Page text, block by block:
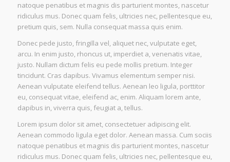
natoque penatibus et magnis dis parturient montes, nascetur
ridiculus mus. Donec quam felis, ultricies nec, pellentesque eu,
pretium quis, sem. Nulla consequat massa quis enim.
Donec pede justo, fringilla vel, aliquet nec, vulputate eget,
arcu. In enim justo, rhoncus ut, imperdiet a, venenatis vitae,
justo. Nullam dictum felis eu pede mollis pretium. Integer
tincidunt. Cras dapibus. Vivamus elementum semper nisi.
Aenean vulputate eleifend tellus. Aenean leo ligula, porttitor
eu, consequat vitae, eleifend ac, enim. Aliquam lorem ante,
dapibus in, viverra quis, feugiat a, tellus.
Lorem ipsum dolor sit amet, consectetuer adipiscing elit.
Aenean commodo ligula eget dolor. Aenean massa. Cum sociis
natoque penatibus et magnis dis parturient montes, nascetur
ridiculus mus. Donec quam felis, ultricies nec, pellentesque eu,